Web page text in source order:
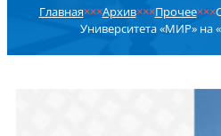
ОБ УНИВЕРСИТЕТЕ
Главная×××Архив×××Прочее×××
Университета «МИР» на